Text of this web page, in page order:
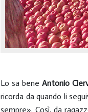
Lo sa bene Antonio
ricorda da quando li
sempre». Così, da